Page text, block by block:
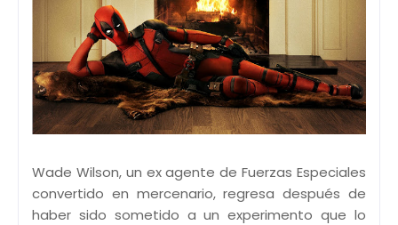
Wade Wilson, un ex agente de Fuerzas Especiales
convertido en mercenario, regresa después de
haber sido sometido a un experimento que lo